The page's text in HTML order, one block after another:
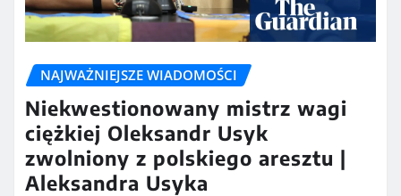
NAJWAŻNIEJSZE WIADOMOŚCI
Niekwestionowany mistrz wagi
ciężkiej Oleksandr Usyk
zwolniony z polskiego aresztu |
Aleksandra Usyka